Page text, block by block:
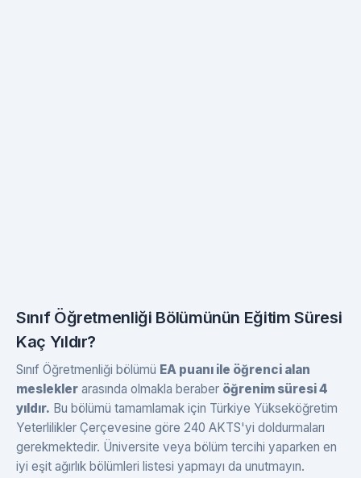
Sınıf Öğretmenliği Bölümünün Eğitim Süresi
Kaç Yıldır?
Sınıf Öğretmenliği bölümü EA puanı ile öğrenci alan
meslekler arasında olmakla beraber öğrenim süresi 4
yıldır. Bu bölümü tamamlamak için Türkiye Yükseköğretim
Yeterlilikler Çerçevesine göre 240 AKTS'yi doldurmaları
gerekmektedir. Üniversite veya bölüm tercihi yaparken en
iyi eşit ağırlık bölümleri listesi yapmayı da unutmayın.